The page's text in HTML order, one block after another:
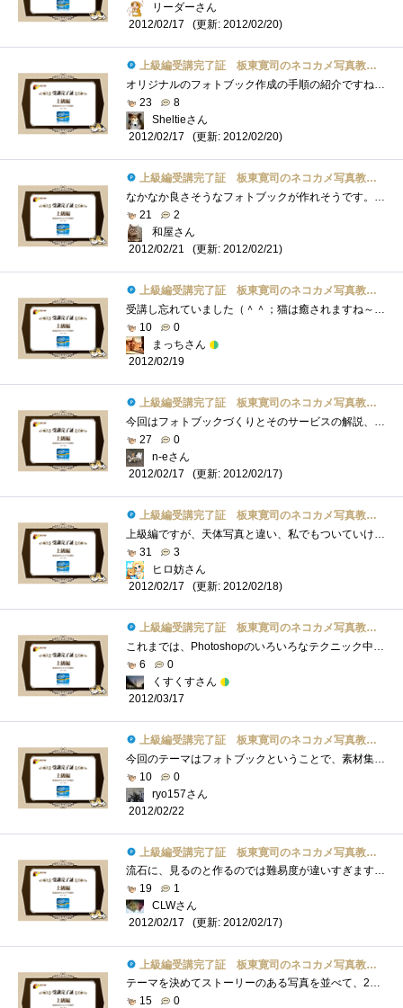
リーダーさん
2012/02/17
(更新: 2012/02/20)
上級編受講完了証 板東寛司のネコカメ写真教室パート2
オリジナルのフォトブック作成の手順の紹介ですね。フォトブックというと写真を並べるだけなのかと思いましたが、撮りためた写真の中らか載�...
23
8
Sheltieさん
2012/02/17
(更新: 2012/02/20)
上級編受講完了証 板東寛司のネコカメ写真教室パート2
なかなか良さそうなフォトブックが作れそうです。ただ、テーマ決めがちょっと難しいですね～。今回は、出会った猫たち！のような感じになる�...
21
2
和屋さん
2012/02/21
(更新: 2012/02/21)
上級編受講完了証 板東寛司のネコカメ写真教室パート2
受講し忘れていました（＾＾；猫は癒されますね～♪私は家猫のニクキュウをプニプニするのが大好き★家猫もプニプニされていると、まったり�...
10
0
まっちさん
2012/02/19
上級編受講完了証 板東寛司のネコカメ写真教室パート2
今回はフォトブックづくりとそのサービスの解説、写真がそろってればわりと簡単に作れそうなので試してみたいですね。上級編の掲載と同時に�...
27
0
n-eさん
2012/02/17
(更新: 2012/02/17)
上級編受講完了証 板東寛司のネコカメ写真教室パート2
上級編ですが、天体写真と違い、私でもついていけそうです。肉球可愛いですね。私は、ネコ繋がりでこれとか、肉球マウスパッドネコ耳イヤホ�...
31
3
ヒロ妨さん
2012/02/17
(更新: 2012/02/18)
上級編受講完了証 板東寛司のネコカメ写真教室パート2
これまでは、Photoshopのいろいろなテクニック中心でしたが、今回のフォトブックなら敷居も高くなく挑戦してみても良さそうな内容だったと思い�...
6
0
くすくすさん
2012/03/17
上級編受講完了証 板東寛司のネコカメ写真教室パート2
今回のテーマはフォトブックということで、素材集めから編集など結構な手間がかかってますね。でも、手間がかかってもペットのフォトブック�...
10
0
ryo157さん
2012/02/22
上級編受講完了証 板東寛司のネコカメ写真教室パート2
流石に、見るのと作るのでは難易度が違いすぎますね。(笑)それでも、猫以外でも使えそうなので、Webとか参考になりました。・・・よかったよか...
19
1
CLWさん
2012/02/17
(更新: 2012/02/17)
上級編受講完了証 板東寛司のネコカメ写真教室パート2
テーマを決めてストーリーのある写真を並べて、20ページの冊子作り写真選びのセンスとストーリーで、かなり本格的な写真集になりそうです。
15
0